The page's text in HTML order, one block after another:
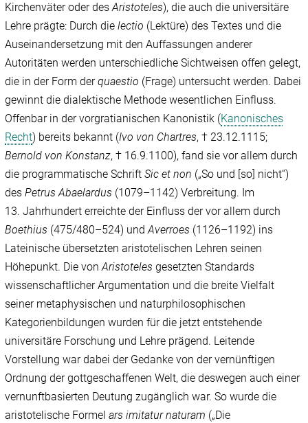
Kirchenväter oder desAristoteles), die auch die universitäre
Lehre prägte: Durch dielectio (Lektüre) des Textes und die
Auseinandersetzung mit den Auffassungen anderer
Autoritäten werden unterschiedliche Sichtweisen offen gelegt,
die in der Form derquaestio (Frage) untersucht werden. Dabei
gewinnt die dialektische Methode wesentlichen Einfluss.
Offenbar in der vorgratianischen Kanonistik (Kanonisches
Recht) bereits bekannt (Ivo von Chartres, † 23.12.1115;
Bernold von Konstanz, † 16.9.1100), fand sie vor allem durch
die programmatische SchriftSic et non („So und [so] nicht“)
desPetrus Abaelardus (1079–1142) Verbreitung. Im
13. Jahrhundert erreichte der Einfluss der vor allem durch
Boethius (475/‌480–524) undAverroes (1126–1192) ins
Lateinische übersetzten aristotelischen Lehren seinen
Höhepunkt. Die vonAristoteles gesetzten Standards
wissenschaftlicher Argumentation und die breite Vielfalt
seiner metaphysischen und naturphilosophischen
Kategorienbildungen wurden für die jetzt entstehende
universitäre Forschung und Lehre prägend. Leitende
Vorstellung war dabei der Gedanke von der vernünftigen
Ordnung der gottgeschaffenen Welt, die deswegen auch einer
vernunftbasierten Deutung zugänglich war. So wurde die
aristotelische Formelars imitatur naturam („Die